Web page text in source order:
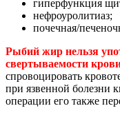
гиперфункция
нефроуролитиаз;
почечная/
Рыбий жир нельзя
свертываемости
спровоцировать
при язвенной болезни
операции его также